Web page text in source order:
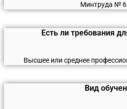
Минтруда №
Есть ли требования
Высшее или среднее
Вид